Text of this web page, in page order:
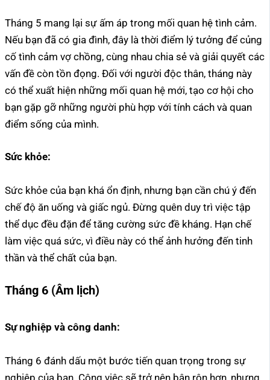
Tháng 5 mang lại sự ấm áp trong mối quan hệ tình cảm.
Nếu bạn đã có gia đình, đây là thời điểm lý tưởng để củng
cố tình cảm vợ chồng, cùng nhau chia sẻ và giải quyết các
vấn đề còn tồn đọng. Đối với người độc thân, tháng này
có thể xuất hiện những mối quan hệ mới, tạo cơ hội cho
bạn gặp gỡ những người phù hợp với tính cách và quan
điểm sống của mình.
Sức khỏe:
Sức khỏe của bạn khá ổn định, nhưng bạn cần chú ý đến
chế độ ăn uống và giấc ngủ. Đừng quên duy trì việc tập
thể dục đều đặn để tăng cường sức đề kháng. Hạn chế
làm việc quá sức, vì điều này có thể ảnh hưởng đến tinh
thần và thể chất của bạn.
Tháng 6 (Âm lịch)
Sự nghiệp và công danh:
Tháng 6 đánh dấu một bước tiến quan trọng trong sự
nghiệp của bạn. Công việc sẽ trở nên bận rộn hơn, nhưng